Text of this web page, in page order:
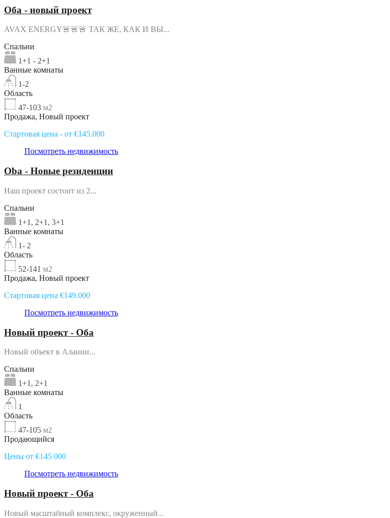
Оба - новый проект
AVAX ENERGY🚨🚨🚨 ТАК ЖЕ, КАК И ВЫ...
Спальни
1+1 - 2+1
Ванные комнаты
1-2
Область
47-103 м2
Продажа, Новый проект
Стартовая цена - от €145.000
Посмотреть недвижимость
Oba - Новые резиденции
Наш проект состоит из 2...
Спальни
1+1, 2+1, 3+1
Ванные комнаты
1- 2
Область
52-141 м2
Продажа, Новый проект
Стартовая цена €149.000
Посмотреть недвижимость
Новый проект - Оба
Новый объект в Алании...
Спальни
1+1, 2+1
Ванные комнаты
1
Область
47-105 м2
Продающийся
Цены от €145 000
Посмотреть недвижимость
Новый проект - Оба
Новый масштабный комплекс, окруженный...